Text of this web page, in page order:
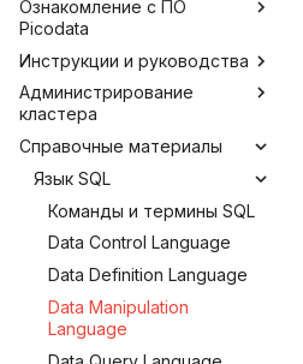
Ознакомление с ПО
Picodata
Общее описание продукта
Преимущества Picodata
Глоссарий
Обратная связь и
получение помощи
Лицензирование
Политика версионирования
Инструкции и руководства
Установка Picodata
Запуск и развертывание
Запуск Picodata
Создание кластера
Добавление узлов
Удаление узлов
Начало работы
Подключение и работа в
консоли
Подключение через
DBeaver
Работа с данными SQL
Работа в веб-интерфейсе
Разработка приложений
Создание плагина
Управление плагинами
Внешние коннекторы
Список коннекторов
Администрирование
кластера
Развертывание кластера
через Ansible
Picodata в Kubernetes
Управление кластером в
промышленной среде с
ограниченными
привилегиями
Конфигурирование
Справочные материалы
Язык SQL
Команды и термины SQL
Data Control Language
Data Definition Language
Data Manipulation
Language